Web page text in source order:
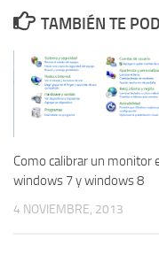
TAMBIÉN TE
Como calibrar un monitor
windows 7 y windows 8
4 NOVIEMBRE, 2013